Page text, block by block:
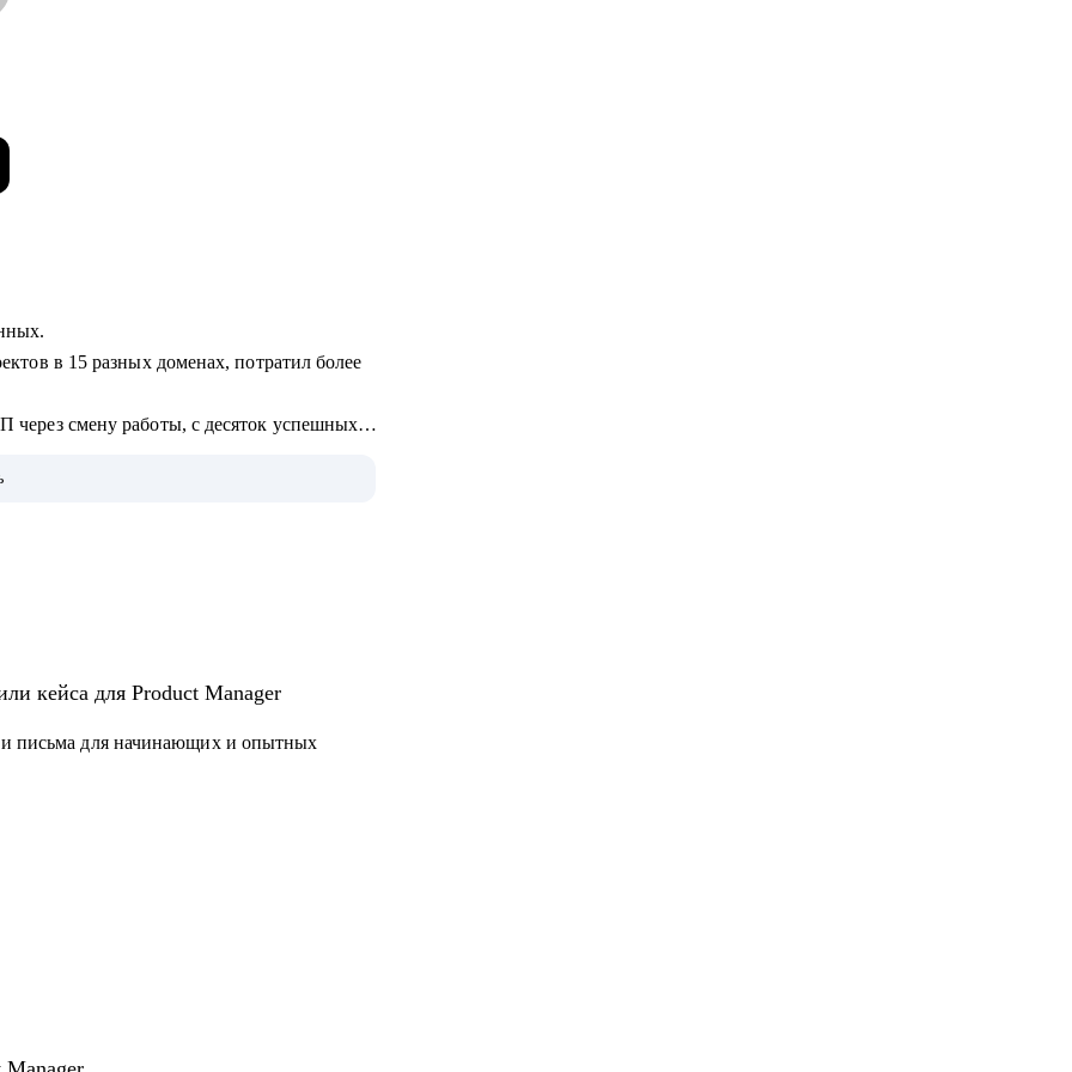
в 15 разных доменах, потратил более
через смену работы, с десяток успешных
и подзаконных актов
кейса для Product Manager
и письма для начинающих и опытных